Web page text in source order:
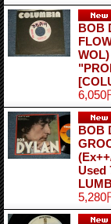
BOB
6,050
BOB
Used
5,280